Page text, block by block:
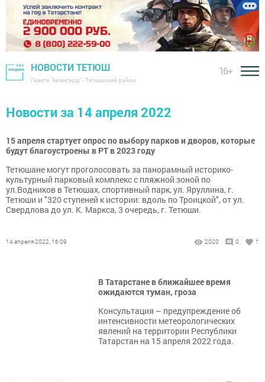
НОВОСТИ ТЕТЮШ
Газета "Авангард" - Тетюшский район
16+
Новости за 14 апреля 2022
15 апреля стартует опрос по выбору парков и дворов, которые
будут благоустроены в РТ в 2023 году
Тетюшане могут проголосовать за панорамный историко-
культурный парковый комплекс с пляжной зоной по
ул.Водников в Тетюшах, спортивный парк, ул. Яруллина, г.
Тетюши и "320 ступеней к истории: вдоль по Троицкой", от ул.
Свердлова до ул. К. Маркса, 3 очередь, г. Тетюши.
14 апреля 2022, 16:09 2020 0 1
В Татарстане в ближайшее время
ожидаются туман, гроза
Консультация – предупреждение об
интенсивности метеорологических
явлений на территории Республики
Татарстан на 15 апреля 2022 года.